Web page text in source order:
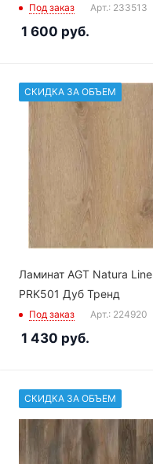
Под заказ Арт.: 233513
1 600 руб.
СКИДКА ЗА ОБЪЕМ
Ламинат AGT Natura Line
PRK501 Дуб Тренд
Под заказ Арт.: 224920
1 430 руб.
СКИДКА ЗА ОБЪЕМ